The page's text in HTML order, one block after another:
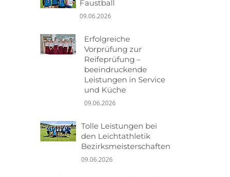
Faustball
09.06.2026
Erfolgreiche
Vorprüfung zur
Reifeprüfung –
beeindruckende
Leistungen in Service
und Küche
09.06.2026
Tolle Leistungen bei
den Leichtathletik
Bezirksmeisterschaften
09.06.2026